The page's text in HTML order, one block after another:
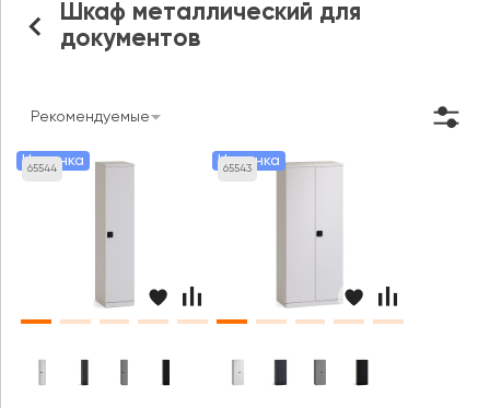
Шкаф металлический для
документов
Рекомендуемые
65544
Новинка 65543
Новинка